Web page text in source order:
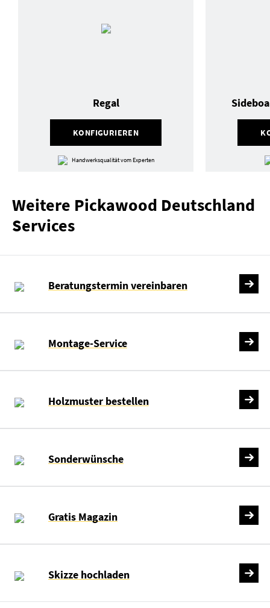
KONFIGURIEREN
Regal
Handwerksqualität vom Experten
Weitere Pickawood Deutschland
Services
Beratungstermin vereinbaren
Montage-Service
Holzmuster bestellen
Sonderwünsche
Gratis Magazin
Skizze hochladen